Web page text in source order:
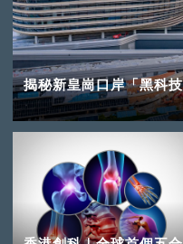
揭秘新皇崗口岸「黑科